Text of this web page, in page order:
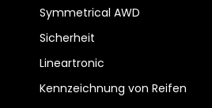
Symmetrical AWD
Sicherheit
Lineartronic
Kennzeichnung von Reifen